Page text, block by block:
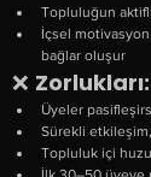
Topluluğun
İçsel
bağlar oluşur
❌ Zorlukları:
Üyeler
Sürekli
Topluluk içi